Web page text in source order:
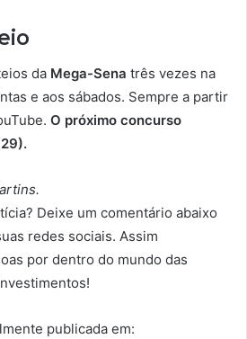
da Mega-Sena três vezes na
e aos sábados. Sempre a partir
O próximo concurso
Deixe um comentário abaixo
redes sociais. Assim
por dentro do mundo das
publicada em: